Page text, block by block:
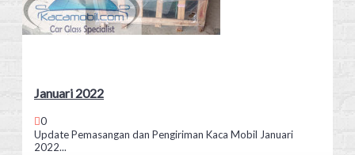
Januari 2022
0
Update Pemasangan dan Pengiriman Kaca Mobil Januari
2022...